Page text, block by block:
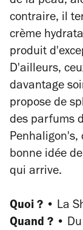
contraire, il
crème
produit
D'ailleurs,
davantage
propose de
des parfums
Penhaligon's,
bonne idée
qui arrive.
Quoi ? • La
Quand ? •